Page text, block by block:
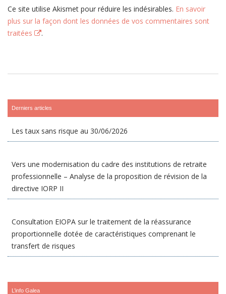
Ce site utilise Akismet pour réduire les indésirables. En savoir
plus sur la façon dont les données de vos commentaires sont
traitées
.
Derniers articles
Les taux sans risque au 30/06/2026
Vers une modernisation du cadre des institutions de retraite
professionnelle – Analyse de la proposition de révision de la
directive IORP II
Consultation EIOPA sur le traitement de la réassurance
proportionnelle dotée de caractéristiques comprenant le
transfert de risques
L’info Galea